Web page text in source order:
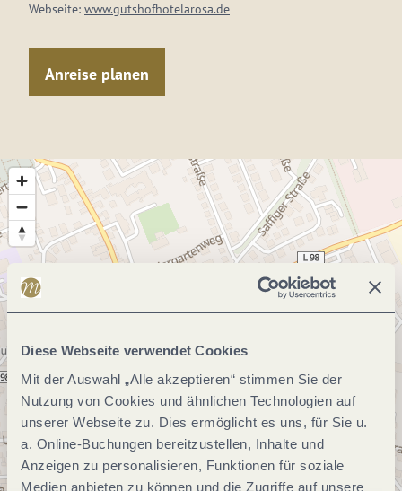
Diese Webseite verwendet Cookies
Mit der Auswahl „Alle akzeptieren“ stimmen Sie der
Nutzung von Cookies und ähnlichen Technologien auf
unserer Webseite zu. Dies ermöglicht es uns, für Sie u.
a. Online-Buchungen bereitzustellen, Inhalte und
Anzeigen zu personalisieren, Funktionen für soziale
Medien anbieten zu können und die Zugriffe auf unsere
Webseite: www.gutshofhotelarosa.de
Anreise planen